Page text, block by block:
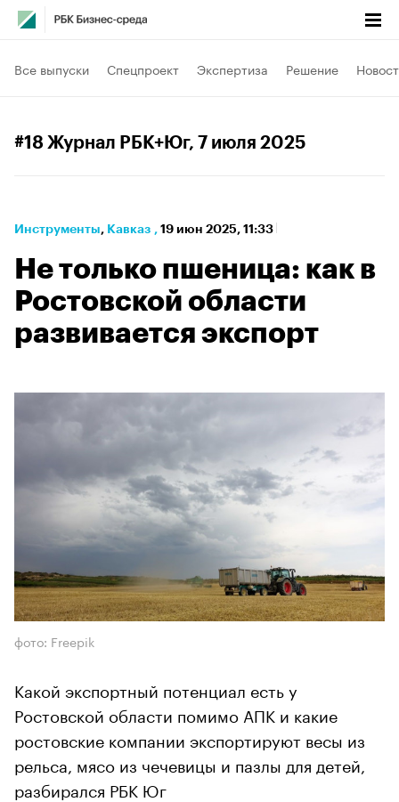
Все выпуски Спецпроект Экспертиза Решение
#18 Журнал РБК+Юг, 7 июля 2025
Инструменты⁠, Кавказ , 19 июн 2025, 11:33
Не только пшеница: как в
Ростовской области
развивается экспорт
фото: Freepik
Какой экспортный потенциал есть у
Ростовской области помимо АПК и какие
ростовские компании экспортируют весы из
рельса, мясо из чечевицы и пазлы для детей,
разбирался РБК Юг